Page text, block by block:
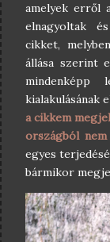
amelyek erről
elnagyoltak
cikket,
állása szerint
mindenképp
kialakulásának
a cikkem
országból
egyes
bármikor